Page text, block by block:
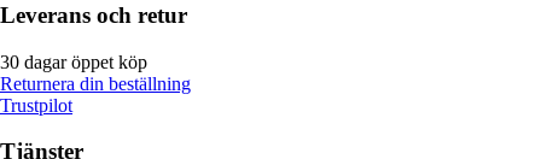
Leverans och retur
30 dagar öppet köp
Returnera din beställning
Trustpilot
Tjänster